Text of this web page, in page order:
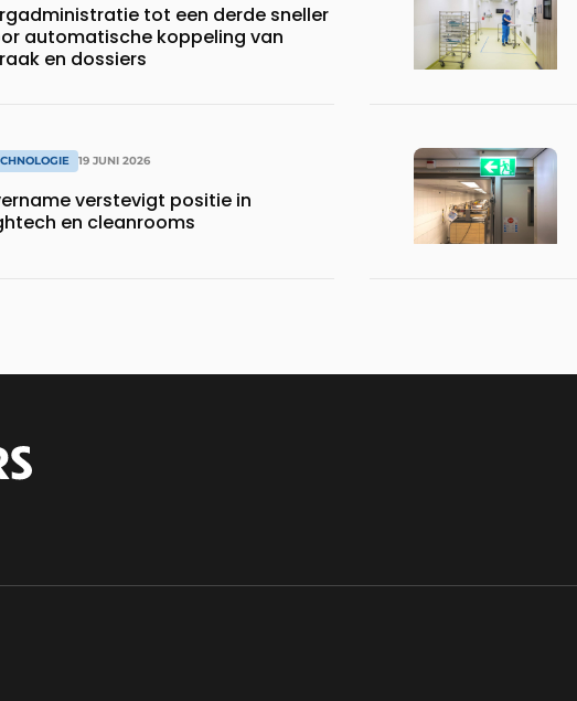
tot een derde sneller
automatische koppeling van
en dossiers
19 JUNI 2026
verstevigt positie in
en cleanrooms